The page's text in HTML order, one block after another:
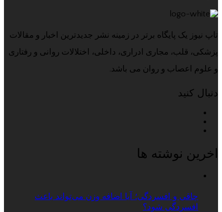
تاپ نیوز یک پایگاه برتر در زمینه نشر جدیدترین اخبار و مقالات
پزشکی، قلب، مجاری ادراری، داخلی، اختلالات روانی و رفتاری
و علوم اعصاب و روان می باشد.
دنبال کنید
اخرین نوشته ها
چاقی و افسردگی؛ آیا اضافه وزن می‌تواند باعث
افسردگی شود؟